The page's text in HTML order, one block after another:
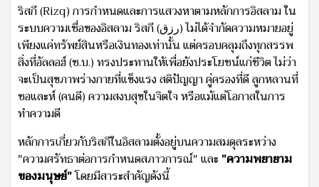
ริสกี (Rizq) การกำหนดและการแสวงหาตามหลักการอิสลาม ใน
ระบบความเชื่อของอิสลาม ริสกี (رزق) ไม่ได้จำกัดความหมายอยู่
เพียงแค่ทรัพย์สินหรือเงินทองเท่านั้น แต่ครอบคลุมถึงทุกสรรพ
สิ่งที่อัลลอฮ์ (ซ.บ.) ทรงประทานให้เพื่อยังประโยชน์แก่ชีวิต ไม่ว่า
จะเป็นสุขภาพร่างกายที่แข็งแรง สติปัญญา คู่ครองที่ดี ลูกหลานที่
ซอและห์ (คนดี) ความสงบสุขในจิตใจ หรือแม้แต่โอกาสในการ
ทำความดี
หลักการเกี่ยวกับริสกีในอิสลามตั้งอยู่บนความสมดุลระหว่าง
"ความศรัทธาต่อการกำหนดสภาวการณ์" และ "ความพยายาม
ของมนุษย์"โดยมีสาระสำคัญดังนี้